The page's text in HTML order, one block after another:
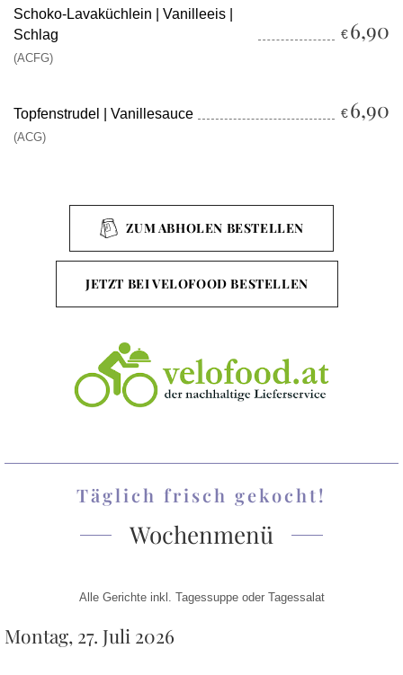
Schoko-Lavaküchlein | Vanilleeis |
Schlag
€6,90
(ACFG)
Topfenstrudel | Vanillesauce €6,90
(ACG)
ZUM ABHOLEN BESTELLEN
JETZT BEI VELOFOOD BESTELLEN
Täglich frisch gekocht!
Wochenmenü
Alle Gerichte inkl. Tagessuppe oder Tagessalat
Montag, 27. Juli 2026